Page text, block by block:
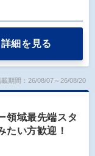
詳細を見る
載期間：26/08/07～26/08/20
領域最先端スタ
たい方歓迎！